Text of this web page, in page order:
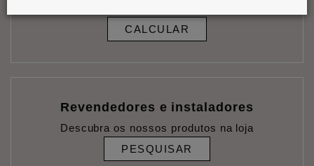
CALCULAR
Revendedores e instaladores
Descubra os nossos produtos na loja
PESQUISAR